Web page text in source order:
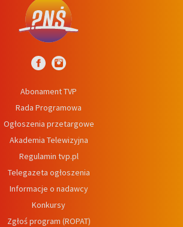
Abonament TVP
Rada Programowa
Ogłoszenia przetargowe
Akademia Telewizyjna
Regulamin tvp.pl
Telegazeta ogłoszenia
Informacje o nadawcy
Konkursy
Zgłoś program (ROPAT)